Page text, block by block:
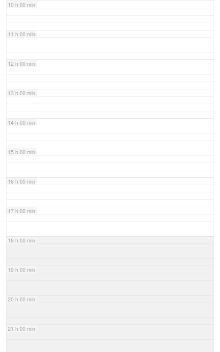
10 h 00 min
11 h 00 min
12 h 00 min
13 h 00 min
14 h 00 min
15 h 00 min
16 h 00 min
17 h 00 min
18 h 00 min
19 h 00 min
20 h 00 min
21 h 00 min